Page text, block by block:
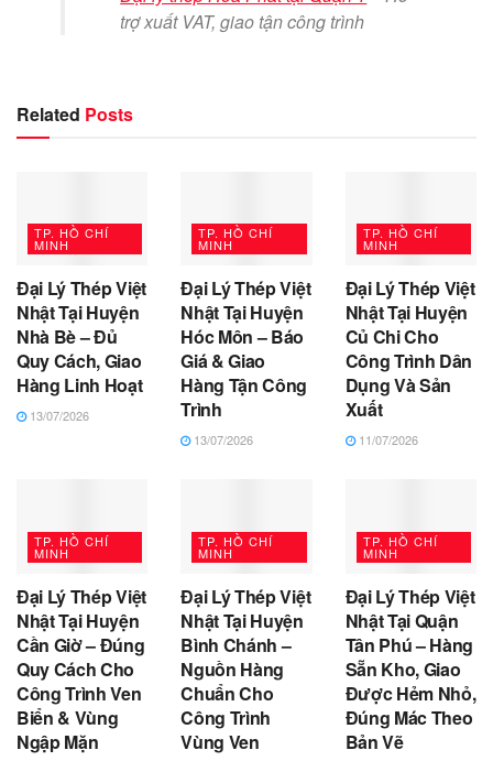
trợ xuất VAT, giao tận công trình
Related Posts
TP. HỒ CHÍ
MINH
Đại Lý Thép Việt
Nhật Tại Huyện
Nhà Bè – Đủ
Quy Cách, Giao
Hàng Linh Hoạt
13/07/2026
TP. HỒ CHÍ
MINH
Đại Lý Thép Việt
Nhật Tại Huyện
Hóc Môn – Báo
Giá & Giao
Hàng Tận Công
Trình
13/07/2026
TP. HỒ CHÍ
MINH
Đại Lý Thép Việt
Nhật Tại Huyện
Củ Chi Cho
Công Trình Dân
Dụng Và Sản
Xuất
11/07/2026
TP. HỒ CHÍ
MINH
Đại Lý Thép Việt
Nhật Tại Huyện
Cần Giờ – Đúng
Quy Cách Cho
Công Trình Ven
Biển & Vùng
Ngập Mặn
TP. HỒ CHÍ
MINH
Đại Lý Thép Việt
Nhật Tại Huyện
Bình Chánh –
Nguồn Hàng
Chuẩn Cho
Công Trình
Vùng Ven
TP. HỒ CHÍ
MINH
Đại Lý Thép Việt
Nhật Tại Quận
Tân Phú – Hàng
Sẵn Kho, Giao
Được Hẻm Nhỏ,
Đúng Mác Theo
Bản Vẽ